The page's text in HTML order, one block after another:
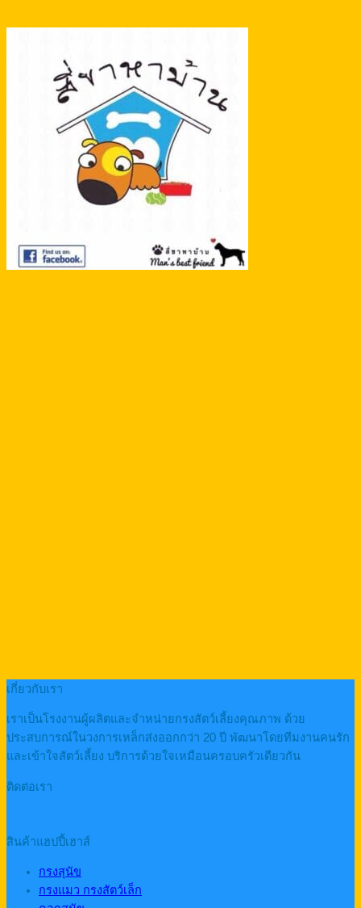
เกี่ยวกับเรา
เราเป็นโรงงานผู้ผลิตและจำหน่ายกรงสัตว์เลี้ยงคุณภาพ ด้วย
ประสบการณ์ในวงการเหล็กส่งออกกว่า 20 ปี พัฒนาโดยทีมงานคนรัก
และเข้าใจสัตว์เลี้ยง บริการด้วยใจเหมือนครอบครัวเดียวกัน
ติดต่อเรา
สินค้าแฮปปี้เฮาส์
กรงสุนัข
กรงแมว กรงสัตว์เล็ก